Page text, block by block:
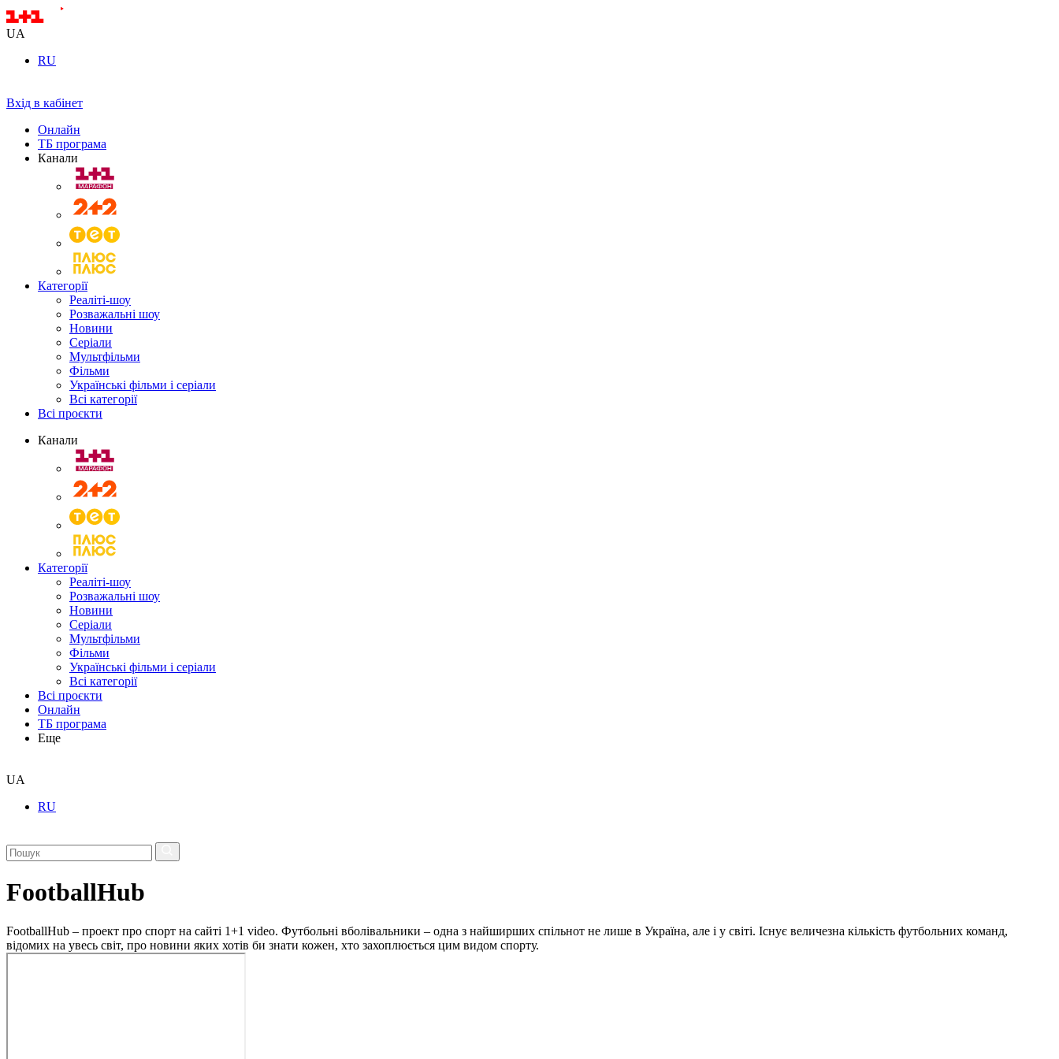
UA
RU
Вхід в кабінет
Онлайн
ТБ програма
Канали
Категорії
Реаліті-шоу
Розважальні шоу
Новини
Серіали
Мультфільми
Фільми
Українські фільми і серіали
Всі категорії
Всі проєкти
Канали
Категорії
Реаліті-шоу
Розважальні шоу
Новини
Серіали
Мультфільми
Фільми
Українські фільми і серіали
Всі категорії
Всі проєкти
Онлайн
ТБ програма
Еще
UA
RU
FootballHub
FootballHub – проект про спорт на сайті 1+1 video. Футбольні вболівальники – одна з найширших спільнот не лише в Україна, але і у світі. Існує величезна кількість футбольних команд,
відомих на увесь світ, про новини яких хотів би знати кожен, хто захоплюється цим видом спорту.